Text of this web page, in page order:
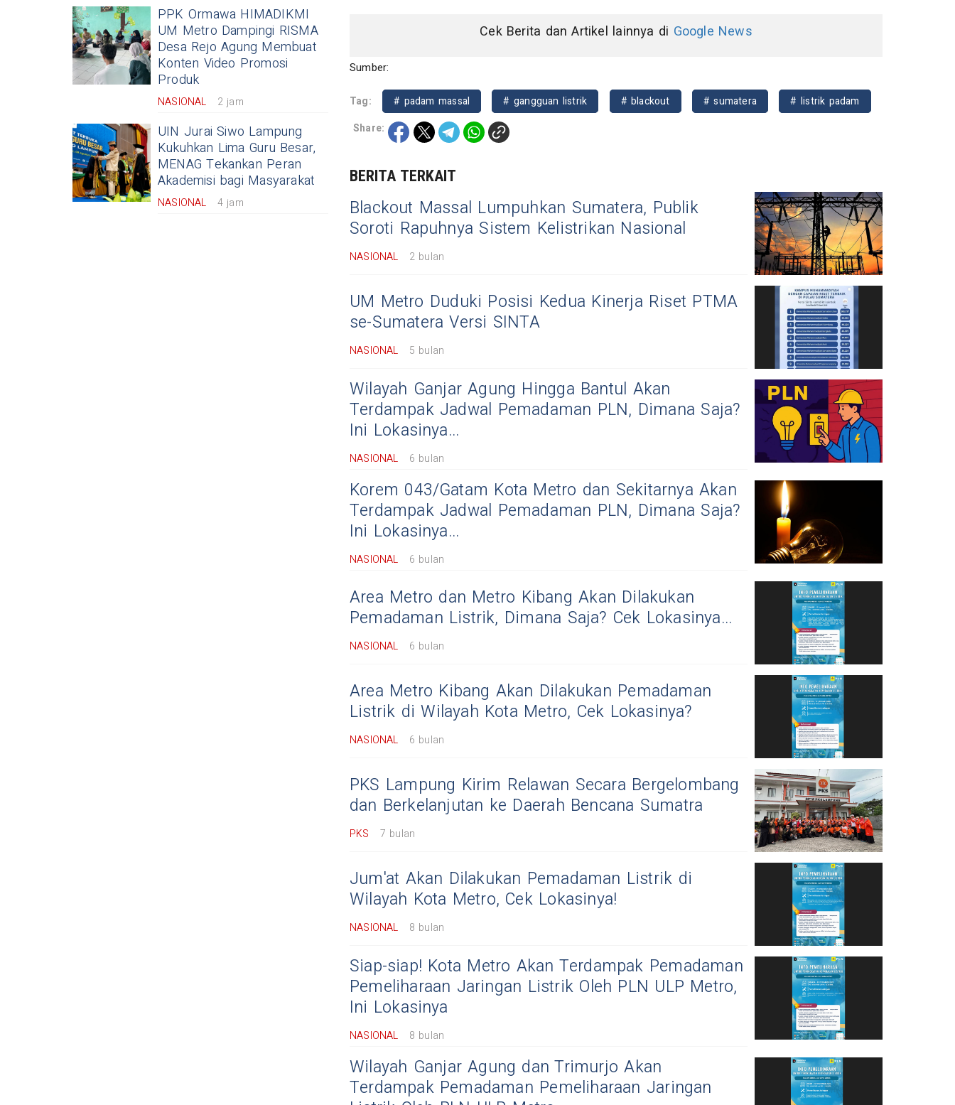
PPK Ormawa HIMADIKMI
UM Metro Dampingi RISMA
Desa Rejo Agung Membuat
Konten Video Promosi
Produk
NASIONAL 2 jam
UIN Jurai Siwo Lampung
Kukuhkan Lima Guru Besar,
MENAG Tekankan Peran
Akademisi bagi Masyarakat
NASIONAL 4 jam
Cek Berita dan Artikel lainnya di Google News
Sumber:
Tag: # padam massal # gangguan listrik # blackout # sumatera
# listrik padam
Share:
BERITA TERKAIT
Blackout Massal Lumpuhkan Sumatera, Publik
Soroti Rapuhnya Sistem Kelistrikan Nasional
NASIONAL 2 bulan
UM Metro Duduki Posisi Kedua Kinerja Riset PTMA
se-Sumatera Versi SINTA
NASIONAL 5 bulan
Wilayah Ganjar Agung Hingga Bantul Akan
Terdampak Jadwal Pemadaman PLN, Dimana Saja?
Ini Lokasinya...
NASIONAL 6 bulan
Korem 043/Gatam Kota Metro dan Sekitarnya Akan
Terdampak Jadwal Pemadaman PLN, Dimana Saja?
Ini Lokasinya...
NASIONAL 6 bulan
Area Metro dan Metro Kibang Akan Dilakukan
Pemadaman Listrik, Dimana Saja? Cek Lokasinya...
NASIONAL 6 bulan
Area Metro Kibang Akan Dilakukan Pemadaman
Listrik di Wilayah Kota Metro, Cek Lokasinya?
NASIONAL 6 bulan
PKS Lampung Kirim Relawan Secara Bergelombang
dan Berkelanjutan ke Daerah Bencana Sumatra
PKS 7 bulan
Jum'at Akan Dilakukan Pemadaman Listrik di
Wilayah Kota Metro, Cek Lokasinya!
NASIONAL 8 bulan
Siap-siap! Kota Metro Akan Terdampak Pemadaman
Pemeliharaan Jaringan Listrik Oleh PLN ULP Metro,
Ini Lokasinya
NASIONAL 8 bulan
Wilayah Ganjar Agung dan Trimurjo Akan
Terdampak Pemadaman Pemeliharaan Jaringan